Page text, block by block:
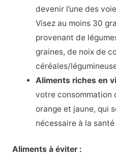
devenir l’une des
Visez au moins 30
provenant de
graines, de noix de
céréales/
Aliments riches en
votre consommation
orange et jaune, qui
nécessaire à la
Aliments à éviter :